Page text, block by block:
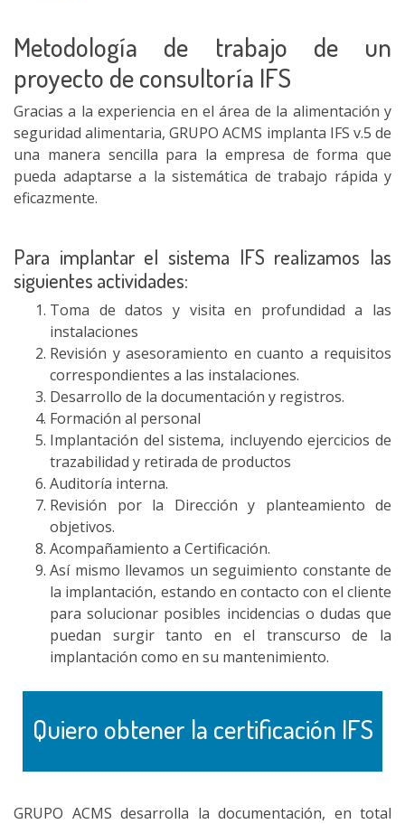
Metodología de trabajo de un
proyecto de consultoría IFS
Gracias a la experiencia en el área de la alimentación y
seguridad alimentaria, GRUPO ACMS implanta IFS v.5 de
una manera sencilla para la empresa de forma que
pueda adaptarse a la sistemática de trabajo rápida y
eficazmente.
Para implantar el sistema IFS realizamos las
siguientes actividades:
Toma de datos y visita en profundidad a las
instalaciones
Revisión y asesoramiento en cuanto a requisitos
correspondientes a las instalaciones.
Desarrollo de la documentación y registros.
Formación al personal
Implantación del sistema, incluyendo ejercicios de
trazabilidad y retirada de productos
Auditoría interna.
Revisión por la Dirección y planteamiento de
objetivos.
Acompañamiento a Certificación.
Así mismo llevamos un seguimiento constante de
la implantación, estando en contacto con el cliente
para solucionar posibles incidencias o dudas que
puedan surgir tanto en el transcurso de la
implantación como en su mantenimiento.
Quiero obtener la certificación IFS
GRUPO ACMS desarrolla la documentación, en total